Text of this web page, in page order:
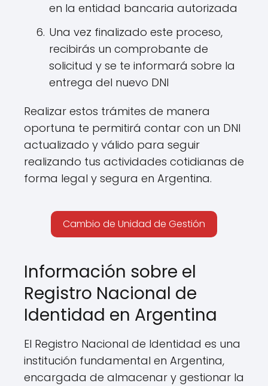
en la entidad bancaria autorizada
Una vez finalizado este proceso,
recibirás un comprobante de
solicitud y se te informará sobre la
entrega del nuevo DNI
Realizar estos trámites de manera
oportuna te permitirá contar con un DNI
actualizado y válido para seguir
realizando tus actividades cotidianas de
forma legal y segura en Argentina.
Cambio de Unidad de Gestión
Información sobre el
Registro Nacional de
Identidad en Argentina
El Registro Nacional de Identidad es una
institución fundamental en Argentina,
encargada de almacenar y gestionar la